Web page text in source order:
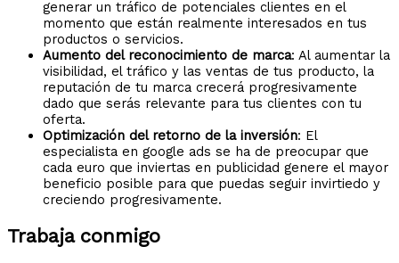
generar un tráfico de potenciales clientes en el
momento que están realmente interesados en tus
productos o servicios.
Aumento del reconocimiento de marca: Al aumentar la
visibilidad, el tráfico y las ventas de tus producto, la
reputación de tu marca crecerá progresivamente
dado que serás relevante para tus clientes con tu
oferta.
Optimización del retorno de la inversión: El
especialista en google ads se ha de preocupar que
cada euro que inviertas en publicidad genere el mayor
beneficio posible para que puedas seguir invirtiedo y
creciendo progresivamente.
Trabaja conmigo